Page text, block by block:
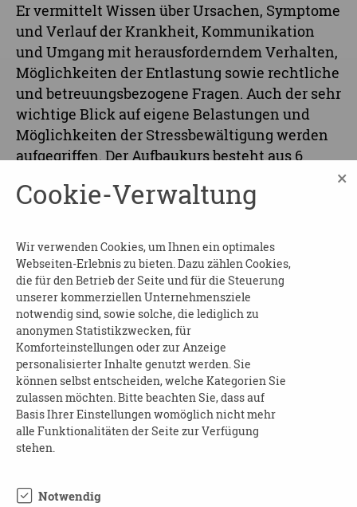
Er vermittelt Wissen über Ursachen, Symptome
und Verlauf der Krankheit, Kommunikation
und Umgang mit herausforderndem Verhalten,
Möglichkeiten der Entlastung sowie rechtliche
und betreuungsbezogene Fragen. Auch der sehr
wichtige Blick auf eigene Belastungen und
Möglichkeiten der Stressbewältigung werden
aufgegriffen. Der Aufbaukurs besteht aus 6
Modul 2: Menschen mit Demenz verstehen
Referentin: Fr. Sionda (SBL)
Einen Kursüberblick finden Sie unten zum
Download.
Beginn und Dauer: am 16.10.2025 von 10:00 bis
12:00 Uhr
Folgetermine: 23.10.25, 30.10.25, 06.11.25, 13.11.25
Wo: in den Räumen des SelbstBestimmt Leben
e.V. - Alzheimergesellschaft Leipzig
Kosten
Cookie-Verwaltung ×
Wir verwenden Cookies, um Ihnen ein optimales
Webseiten-Erlebnis zu bieten. Dazu zählen Cookies,
die für den Betrieb der Seite und für die Steuerung
unserer kommerziellen Unternehmensziele
notwendig sind, sowie solche, die lediglich zu
anonymen Statistikzwecken, für
Komforteinstellungen oder zur Anzeige
personalisierter Inhalte genutzt werden. Sie
können selbst entscheiden, welche Kategorien Sie
zulassen möchten. Bitte beachten Sie, dass auf
Basis Ihrer Einstellungen womöglich nicht mehr
alle Funktionalitäten der Seite zur Verfügung
stehen.
Notwendig